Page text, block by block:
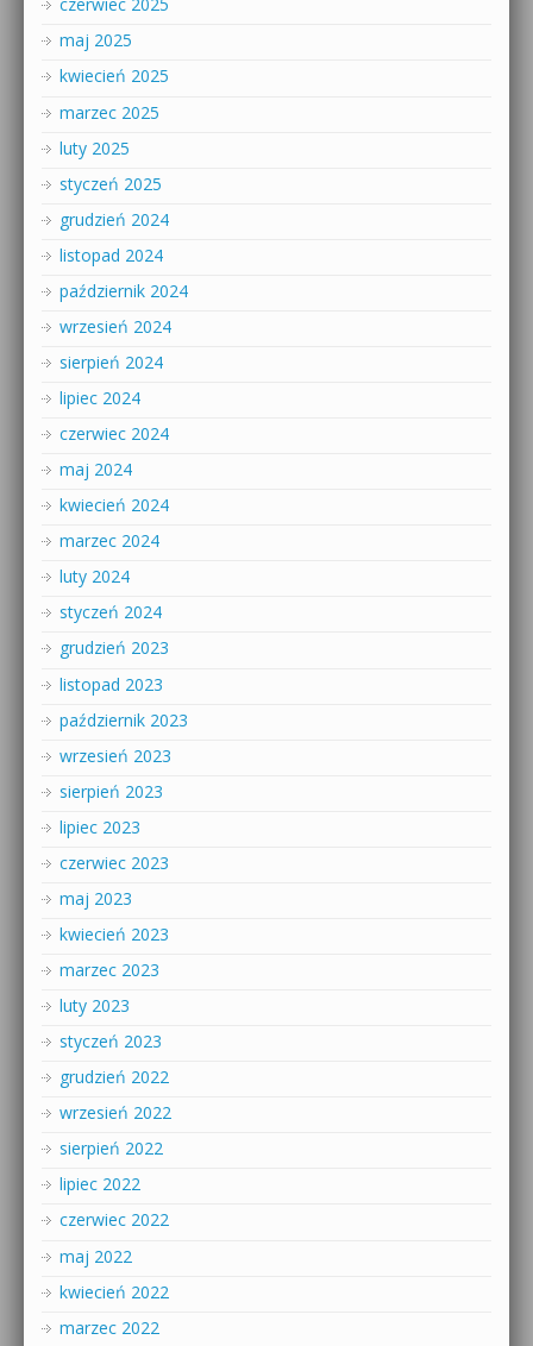
czerwiec 2025
maj 2025
kwiecień 2025
marzec 2025
luty 2025
styczeń 2025
grudzień 2024
listopad 2024
październik 2024
wrzesień 2024
sierpień 2024
lipiec 2024
czerwiec 2024
maj 2024
kwiecień 2024
marzec 2024
luty 2024
styczeń 2024
grudzień 2023
listopad 2023
październik 2023
wrzesień 2023
sierpień 2023
lipiec 2023
czerwiec 2023
maj 2023
kwiecień 2023
marzec 2023
luty 2023
styczeń 2023
grudzień 2022
wrzesień 2022
sierpień 2022
lipiec 2022
czerwiec 2022
maj 2022
kwiecień 2022
marzec 2022